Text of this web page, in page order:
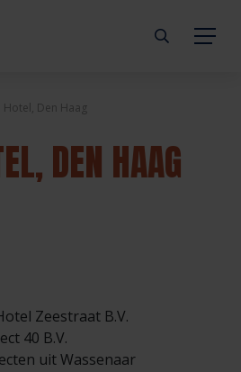
Hotel, Den Haag
DEN HAAG
Zeestraat B.V.
40 B.V.
uit Wassenaar